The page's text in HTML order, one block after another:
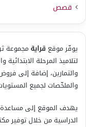
قصص
يوفّر موقع قرايةمجموعة
لتلاميذ المرحلة
والتمارين، إضافة إلى
والملخّصات لجميع
يهدف الموقع إلى مساعدة
الدراسية من خلال توفير